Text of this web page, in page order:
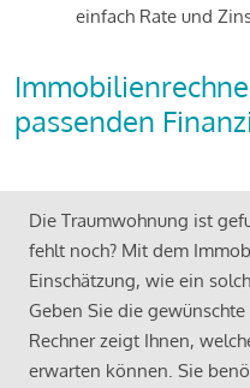
einfach Rate und
passenden
Die Traumwohnung ist
fehlt noch? Mit dem
Einschätzung, wie ein
Geben Sie die
Rechner zeigt Ihnen,
erwarten können. Sie